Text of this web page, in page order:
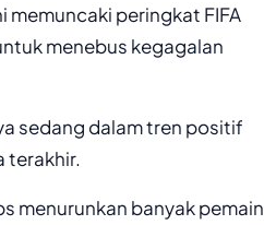
memuncaki peringkat FIFA
menebus kegagalan
sedang dalam tren positif
terakhir.
menurunkan banyak pemain